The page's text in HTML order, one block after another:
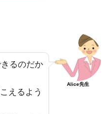
るのだか
えるよう
Alice先生